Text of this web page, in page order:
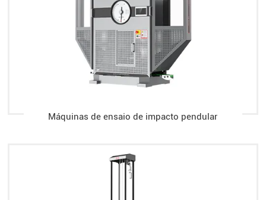
Máquinas de ensaio de impacto pendular